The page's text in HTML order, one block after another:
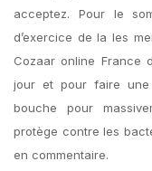
acceptez. Pour le
d’exercice de la les
Cozaar online France
jour et pour faire
bouche pour
protège contre les
en commentaire.